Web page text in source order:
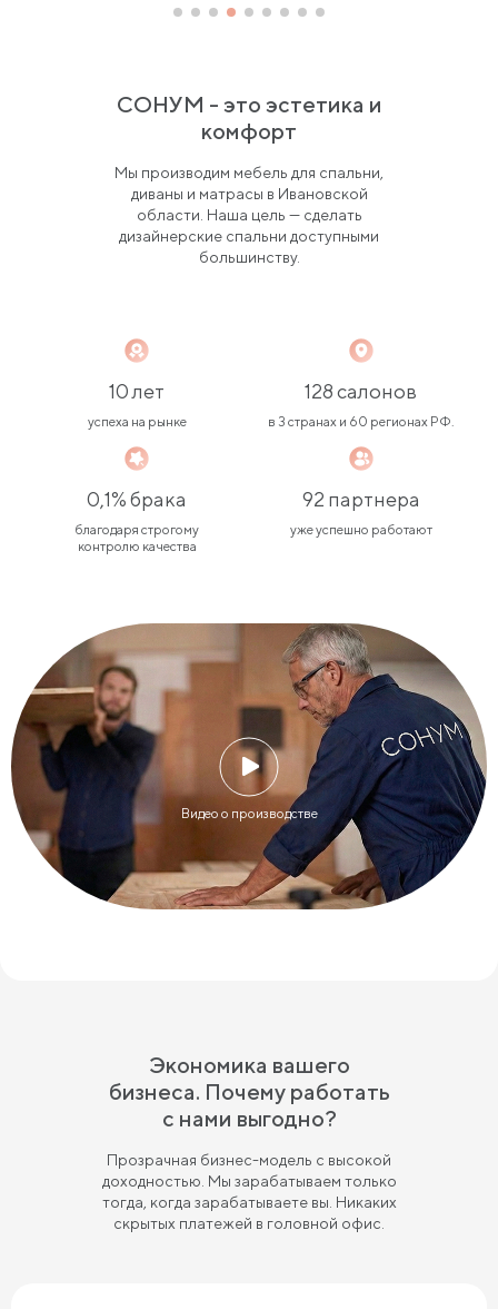
СОНУМ - это эстетика и
комфорт
Мы производим мебель для спальни,
диваны и матрасы в Ивановской
области. Наша цель — сделать
дизайнерские спальни доступными
большинству.
10 лет
успеха на рынке
128 салонов
в 3 странах и 60 регионах РФ.
0,1% брака
благодаря строгому
контролю качества
92 партнера
уже успешно работают
Видео о производстве
Экономика вашего
бизнеса. Почему работать
с нами выгодно?
Прозрачная бизнес-модель с высокой
доходностью. Мы зарабатываем только
тогда, когда зарабатываете вы. Никаких
скрытых платежей в головной офис.